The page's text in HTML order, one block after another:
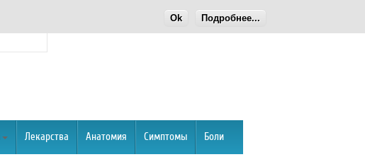
Ok Подробнее...
Лекарства Анатомия Симптомы Боли